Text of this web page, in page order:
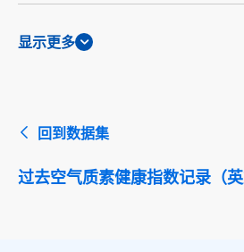
显示更多
回到数据集
过去空气质素健康指数记录（英